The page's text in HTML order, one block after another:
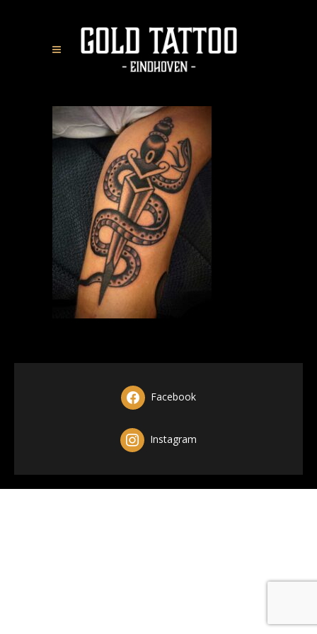
Facebook
Instagram